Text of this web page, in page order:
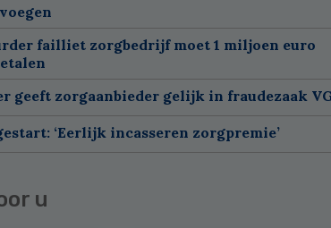
failliet zorgbedrijf moet 1 miljoen euro
geeft zorgaanbieder gelijk in fraudezaak
‘Eerlijk incasseren zorgpremie’
u